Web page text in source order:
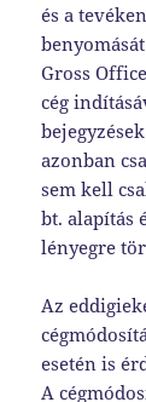
és a
Gross
cég
azonban
sem kell
bt. alapítás
lényegre
Az
esetén is
A